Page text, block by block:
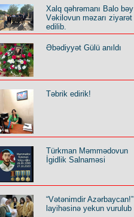
Xalq qəhrəmanı Balo bəy
Vəkilovun məzarı ziyarət
edilib.
Əbədiyyət Gülü anıldı
Təbrik edirik!
Türkman Məmmədovun
İgidlik Salnaməsi
“Vətənimdir Azərbaycan!”
layihəsinə yekun vurulub